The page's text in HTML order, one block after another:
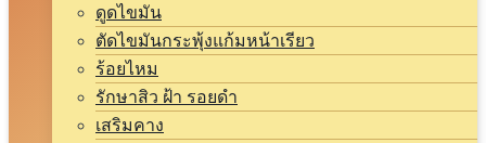
ดูดไขมัน
ตัดไขมันกระพุ้งแก้มหน้าเรียว
ร้อยไหม
รักษาสิว ฝ้า รอยดำ
เสริมคาง